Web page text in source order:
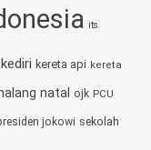
its
kediri kereta api kereta
natal ojk PCU
jokowi sekolah